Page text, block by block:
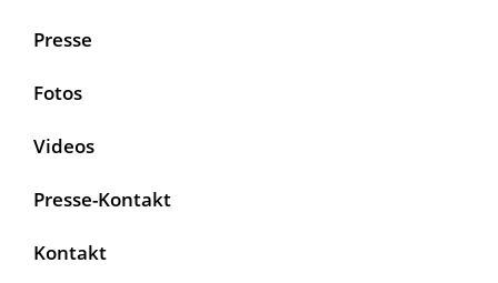
Presse
Fotos
Videos
Presse-Kontakt
Kontakt